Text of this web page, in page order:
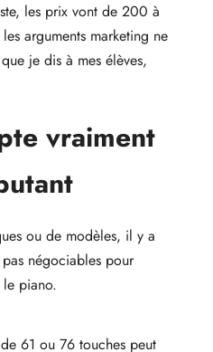
les prix vont de 200 à
arguments marketing ne
je dis à mes élèves,
vraiment
ou de modèles, il y a
négociables pour
piano.
61 ou 76 touches peut